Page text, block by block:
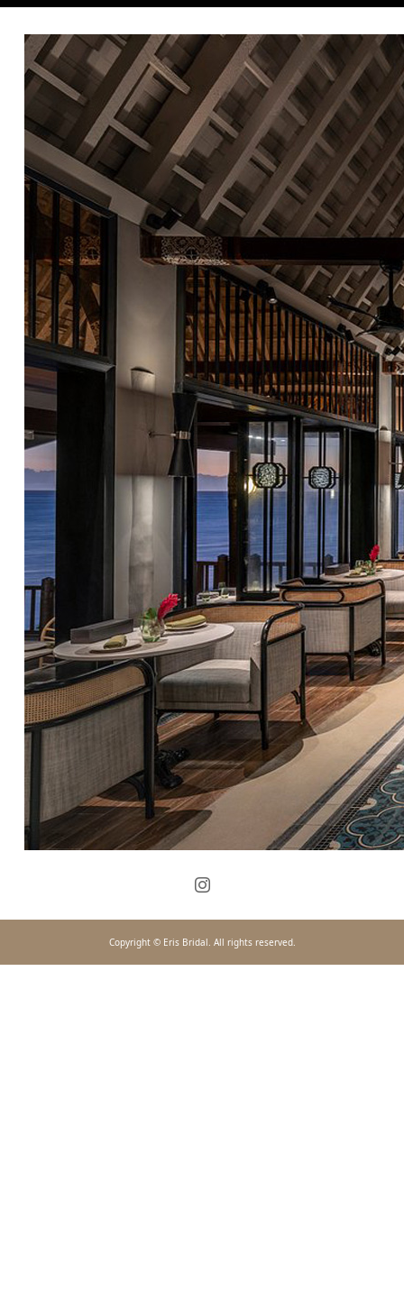
Copyright © Eris Bridal. All rights reserved.